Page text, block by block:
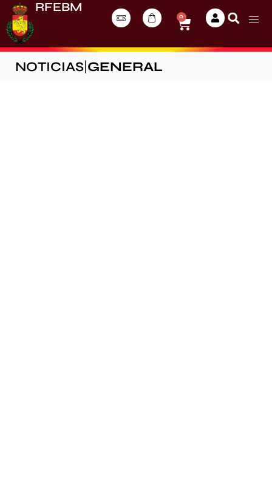
RFEBM
0
NOTICIAS GENERAL